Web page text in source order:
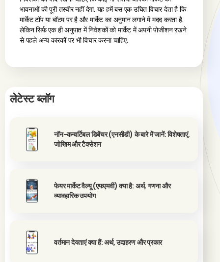
भावनाओं की पूरी तस्वीर नहीं देगा. यह हमें बस एक उचित विचार देता है कि
मार्केट टॉप या बॉटम पर है और मार्केट का अनुमान लगाने में मदद करता है.
लेकिन सिर्फ एक ही अनुपात में निवेशकों को मार्केट में अपनी पोजीशन रखने
से पहले अन्य कारकों पर भी विचार करना चाहिए.
लेटेस्ट ब्लॉग
नॉन-कन्वर्टिबल डिबेंचर (एनसीडी) के बारे में जानें: विशेषताएं,
जोखिम और टैक्सेशन
फेयर मार्केट वैल्यू (एफएमवी) क्या है: अर्थ, गणना और
व्यावहारिक उपयोग
वर्तमान देयताएं क्या हैं: अर्थ, उदाहरण और प्रकार